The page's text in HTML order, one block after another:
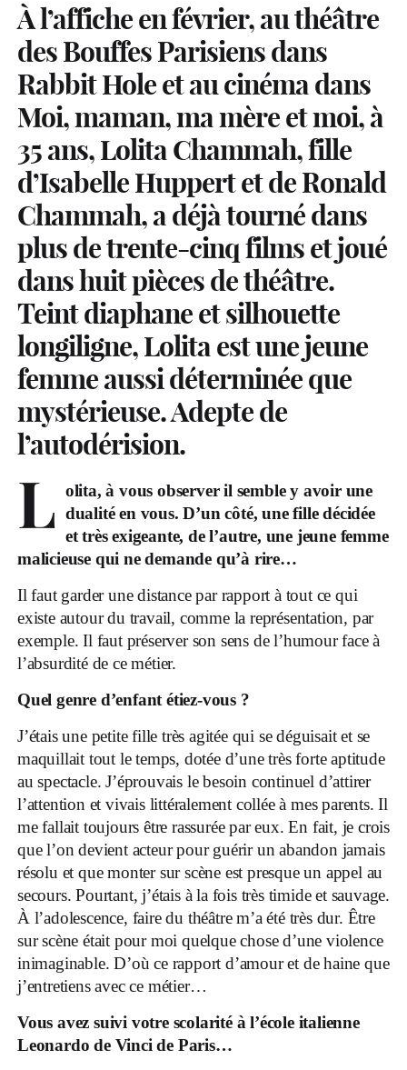
À l’affiche en février, au théâtre
des Bouffes Parisiens dans
Rabbit Hole et au cinéma dans
Moi, maman, ma mère et moi, à
35 ans, Lolita Chammah, fille
d’Isabelle Huppert et de Ronald
Chammah, a déjà tourné dans
plus de trente-cinq films et joué
dans huit pièces de théâtre.
Teint diaphane et silhouette
longiligne, Lolita est une jeune
femme aussi déterminée que
mystérieuse. Adepte de
l’autodérision.
L olita, à vous observer il semble y avoir une
dualité en vous. D’un côté, une fille décidée
et très exigeante, de l’autre, une jeune femme
malicieuse qui ne demande qu’à rire…
Il faut garder une distance par rapport à tout ce qui
existe autour du travail, comme la représentation, par
exemple. Il faut préserver son sens de l’humour face à
l’absurdité de ce métier.
Quel genre d’enfant étiez-vous ?
J’étais une petite fille très agitée qui se déguisait et se
maquillait tout le temps, dotée d’une très forte aptitude
au spectacle. J’éprouvais le besoin continuel d’attirer
l’attention et vivais littéralement collée à mes parents. Il
me fallait toujours être rassurée par eux. En fait, je crois
que l’on devient acteur pour guérir un abandon jamais
résolu et que monter sur scène est presque un appel au
secours. Pourtant, j’étais à la fois très timide et sauvage.
À l’adolescence, faire du théâtre m’a été très dur. Être
sur scène était pour moi quelque chose d’une violence
inimaginable. D’où ce rapport d’amour et de haine que
j’entretiens avec ce métier…
Vous avez suivi votre scolarité à l’école italienne
Leonardo de Vinci de Paris…